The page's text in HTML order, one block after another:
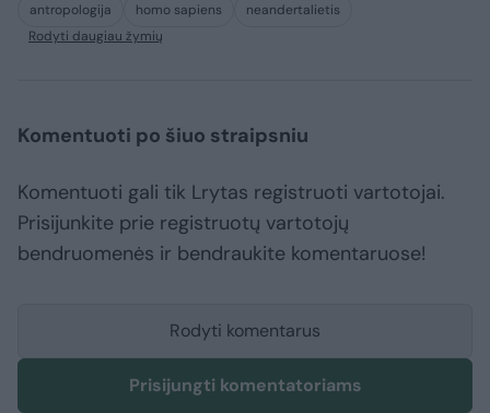
antropologija homo sapiens
neandertalietis
Rodyti daugiau žymių
Komentuoti po šiuo straipsniu
Komentuoti gali tik Lrytas registruoti vartotojai.
Prisijunkite prie registruotų vartotojų
bendruomenės ir bendraukite komentaruose!
Rodyti komentarus
Prisijungti komentatoriams